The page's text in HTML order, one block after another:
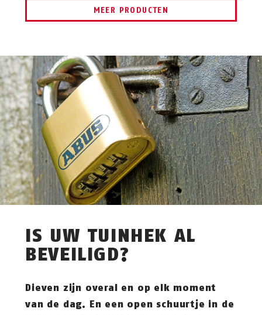
MEER PRODUCTEN
IS UW TUINHEK AL
BEVEILIGD?
Dieven zijn overal en op elk moment
van de dag. En een open schuurtje in de